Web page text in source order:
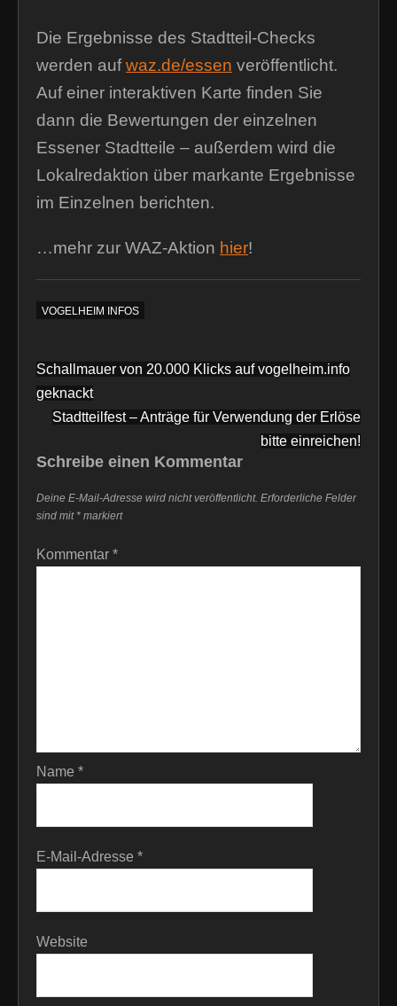
Die Ergebnisse des Stadtteil-Checks
werden aufwaz.de/essen veröffentlicht.
Auf einer interaktiven Karte finden Sie
dann die Bewertungen der einzelnen
Essener Stadtteile – außerdem wird die
Lokalredaktion über markante Ergebnisse
im Einzelnen berichten.
…mehr zur WAZ-Aktion hier!
VOGELHEIM INFOS
Beitragsnavigation
Schallmauer von 20.000 Klicks auf vogelheim.info
geknackt
Stadtteilfest – Anträge für Verwendung der Erlöse
bitte einreichen!
Schreibe einen Kommentar
Deine E-Mail-Adresse wird nicht veröffentlicht. Erforderliche Felder
sind mit * markiert
Kommentar *
Name *
E-Mail-Adresse *
Website